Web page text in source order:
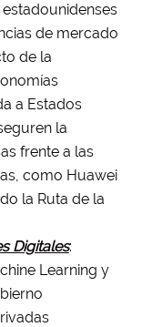
de mercado
de la
a Estados
la
frente a las
como Huawei
la Ruta de la
Digitales:
Learning y